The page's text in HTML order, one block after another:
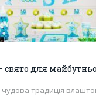
свято для
традиція